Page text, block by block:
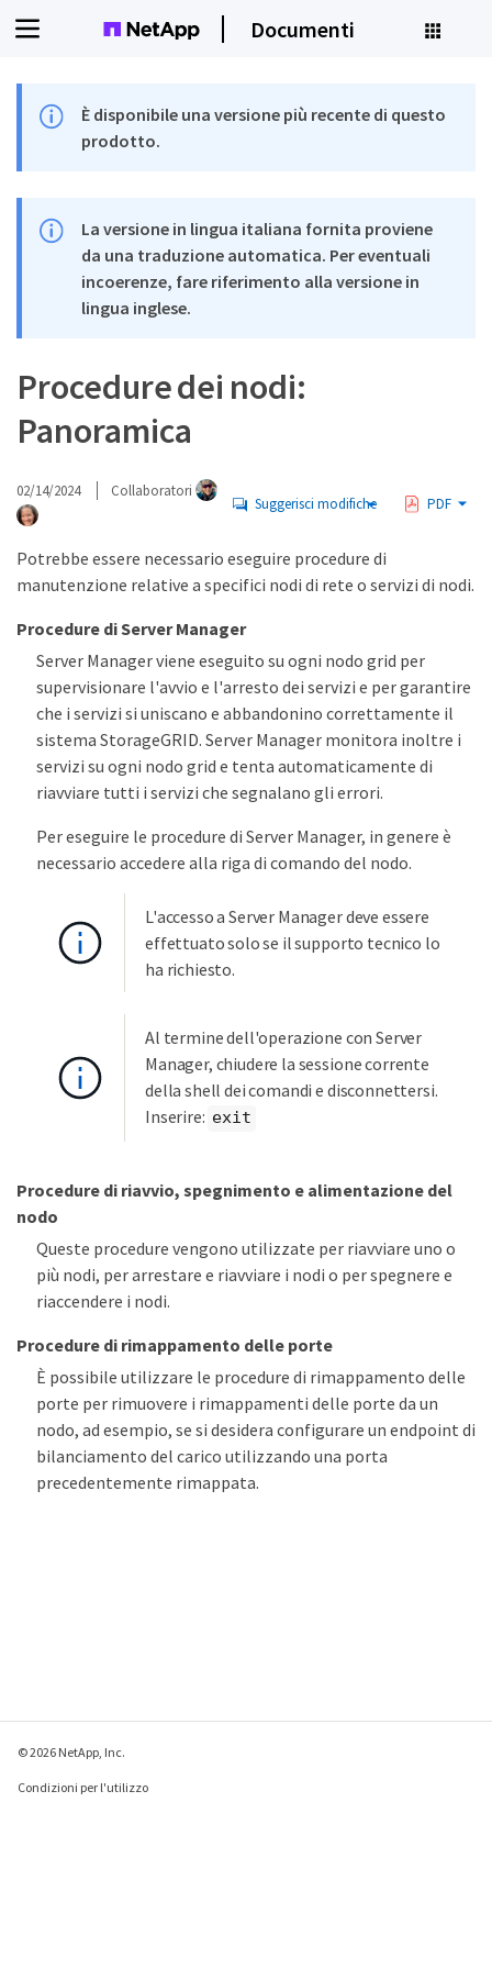
Documenti
È disponibile una versione più recente di questo
prodotto.
La versione in lingua italiana fornita proviene
da una traduzione automatica. Per eventuali
incoerenze, fare riferimento alla versione in
lingua inglese.
Procedure dei nodi:
Panoramica
02/14/2024 Collaboratori
Suggerisci modifiche PDF
Potrebbe essere necessario eseguire procedure di
manutenzione relative a specifici nodi di rete o servizi di nodi.
Procedure di Server Manager
Server Manager viene eseguito su ogni nodo grid per
supervisionare l'avvio e l'arresto dei servizi e per garantire
che i servizi si uniscano e abbandonino correttamente il
sistema StorageGRID. Server Manager monitora inoltre i
servizi su ogni nodo grid e tenta automaticamente di
riavviare tutti i servizi che segnalano gli errori.
Per eseguire le procedure di Server Manager, in genere è
necessario accedere alla riga di comando del nodo.
L'accesso a Server Manager deve essere
effettuato solo se il supporto tecnico lo
ha richiesto.
Al termine dell'operazione con Server
Manager, chiudere la sessione corrente
della shell dei comandi e disconnettersi.
Inserire: exit
Procedure di riavvio, spegnimento e alimentazione del
nodo
Queste procedure vengono utilizzate per riavviare uno o
più nodi, per arrestare e riavviare i nodi o per spegnere e
riaccendere i nodi.
Procedure di rimappamento delle porte
È possibile utilizzare le procedure di rimappamento delle
porte per rimuovere i rimappamenti delle porte da un
nodo, ad esempio, se si desidera configurare un endpoint di
bilanciamento del carico utilizzando una porta
precedentemente rimappata.
© 2026 NetApp, Inc.
Condizioni per l'utilizzo